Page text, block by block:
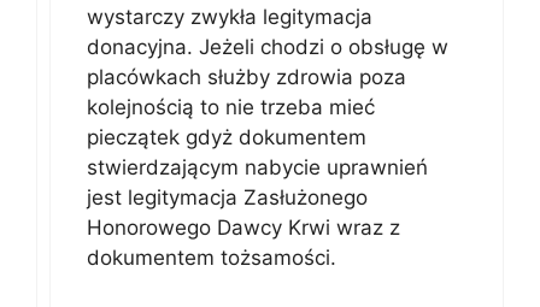
wystarczy zwykła legitymacja
donacyjna. Jeżeli chodzi o obsługę w
placówkach służby zdrowia poza
kolejnością to nie trzeba mieć
pieczątek gdyż dokumentem
stwierdzającym nabycie uprawnień
jest legitymacja Zasłużonego
Honorowego Dawcy Krwi wraz z
dokumentem tożsamości.